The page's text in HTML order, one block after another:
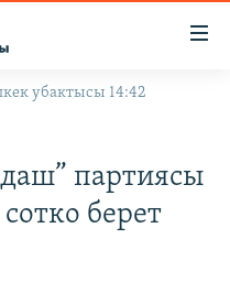
убактысы 14:42
партиясы
берет